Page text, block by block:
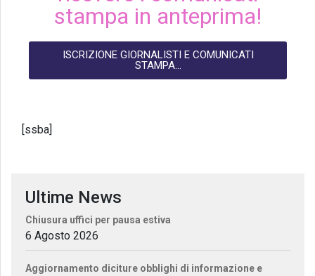
stampa in anteprima!
ISCRIZIONE GIORNALISTI E COMUNICATI
STAMPA...
[ssba]
Ultime News
Chiusura uffici per pausa estiva
6 Agosto 2026
Aggiornamento diciture obblighi di informazione e